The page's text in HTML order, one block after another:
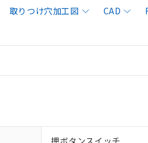
取りつけ穴加工図 CAD
押ボタンスイッチ